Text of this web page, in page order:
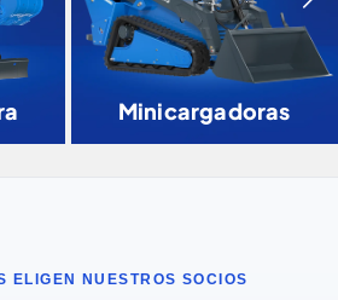
Minicargadoras
ELIGEN NUESTROS SOCIOS